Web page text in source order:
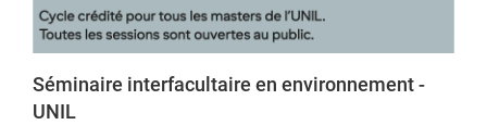
Séminaire interfacultaire en environnement -
UNIL